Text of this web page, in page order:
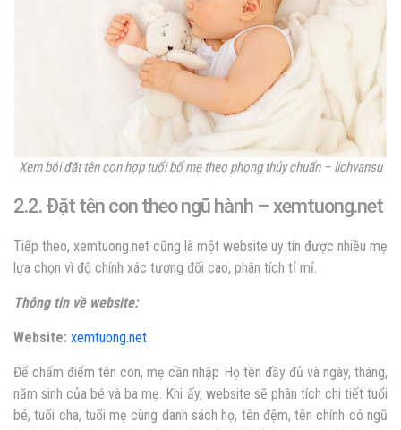
Xem bói đặt tên con hợp tuổi bố mẹ theo phong thủy chuẩn – lichvansu
2.2. Đặt tên con theo ngũ hành – xemtuong.net
Tiếp theo, xemtuong.net cũng là một website uy tín được nhiều mẹ
lựa chọn vì độ chính xác tương đối cao, phân tích tỉ mỉ.
Thông tin về website:
Website: xemtuong.net
Để chấm điểm tên con, mẹ cần nhập Họ tên đầy đủ và ngày, tháng,
năm sinh của bé và ba mẹ. Khi ấy, website sẽ phân tích chi tiết tuổi
bé, tuổi cha, tuổi mẹ cùng danh sách họ, tên đệm, tên chính có ngũ